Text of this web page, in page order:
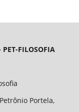
PET-FILOSOFIA
Portela,